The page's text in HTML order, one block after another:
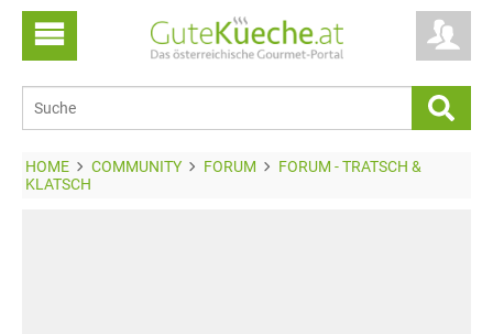
HOME COMMUNITY FORUM
FORUM - TRATSCH &
KLATSCH